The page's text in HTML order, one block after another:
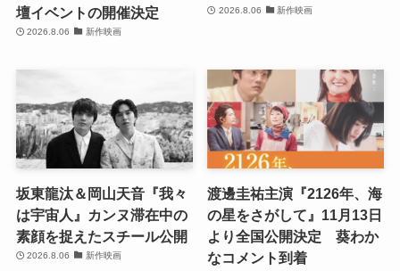
壇イベントの開催決定
2026.8.06 新作映画
2026.8.06 新作映画
坂東龍汰＆岡山天音『我々
は宇宙人』カンヌ滞在中の
素顔を捉えたスチール公開
2026.8.06 新作映画
渡邊圭祐主演『2126年、海
の星をさがして』11月13日
より全国公開決定 葵わか
なコメント到着